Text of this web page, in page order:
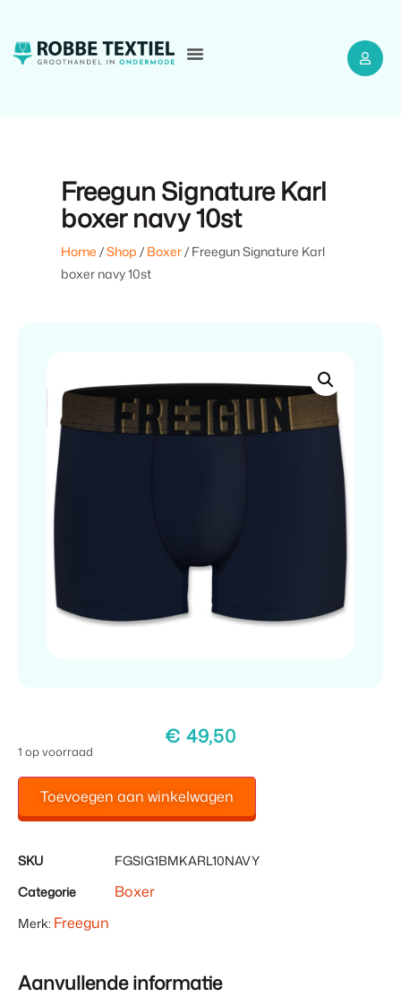
Freegun Signature Karl
boxer navy 10st
Home /Shop / Boxer/ Freegun Signature Karl
boxer navy 10st
€ 49,50
1 op voorraad
Toevoegen aan winkelwagen
SKU
FGSIG1BMKARL10NAVY
Categorie
Boxer
Merk: Freegun
Aanvullende informatie